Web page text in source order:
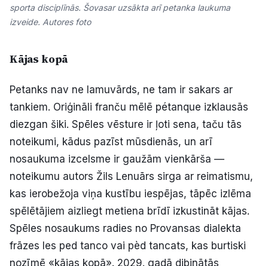
sporta disciplīnās. Šovasar uzsākta arī petanka laukuma
izveide. Autores foto
Kājas kopā
Petanks nav ne lamuvārds, ne tam ir sakars ar
tankiem. Oriģināli franču mēlē pétanque izklausās
diezgan šiki. Spēles vēsture ir ļoti sena, taču tās
noteikumi, kādus pazīst mūsdienās, un arī
nosaukuma izcelsme ir gaužām vienkārša —
noteikumu autors Žils Lenuārs sirga ar reimatismu,
kas ierobežoja viņa kustību iespējas, tāpēc izlēma
spēlētājiem aizliegt metiena brīdī izkustināt kājas.
Spēles nosaukums radies no Provansas dialekta
frāzes les ped tanco vai pèd tancats, kas burtiski
nozīmē «kājas kopā». 2029. gadā dibinātās